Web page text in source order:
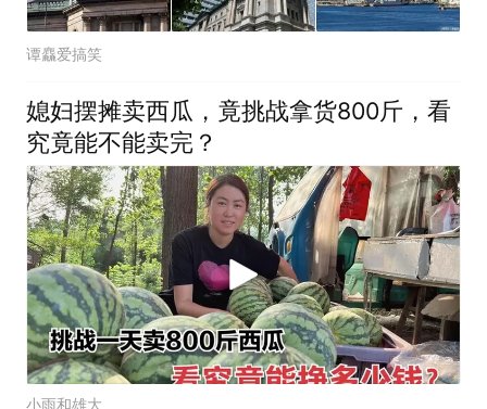
谭麤爱搞笑
媳妇摆摊卖西瓜，竟挑战拿货800斤，看
究竟能不能卖完？
小雨和雄大